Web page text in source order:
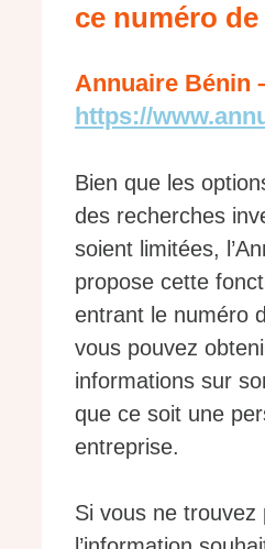
ce numéro
Annuaire Bénin
https://
Bien que les
des recherches
soient limitées,
propose cette
entrant le numéro
vous pouvez
informations sur
que ce soit une
entreprise.
Si vous ne trouvez